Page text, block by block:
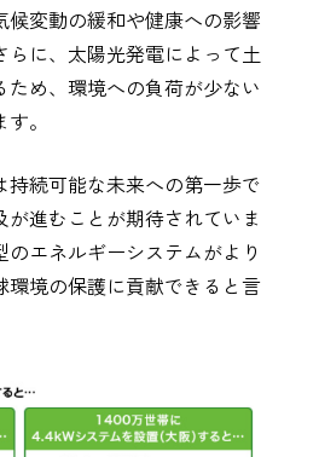
変動の緩和や健康への影響
に、太陽光発電によって土
め、環境への負荷が少ない
。
持続可能な未来への第一歩で
進むことが期待されていま
エネルギーシステムがより
境の保護に貢献できると言